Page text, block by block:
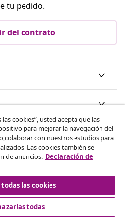
tu pedido.
del contrato
las cookies”, usted acepta que las
para mejorar la navegación del
con nuestros estudios para
Las cookies también se
de anuncios. Declaración de
las cookies
todas